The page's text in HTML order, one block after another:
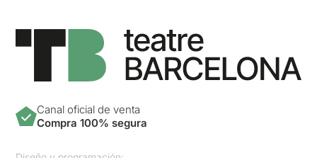
Canal oficial de venta
Compra 100% segura